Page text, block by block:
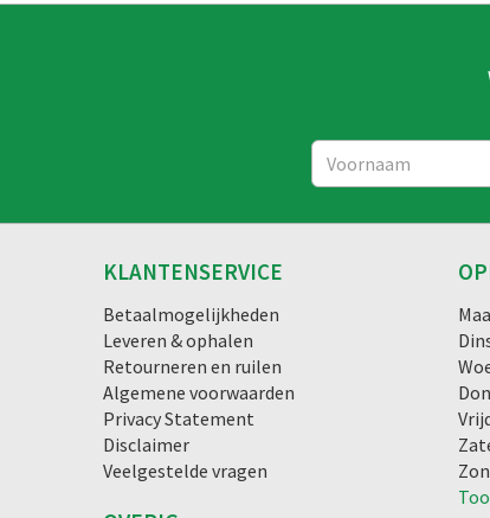
KLANTENSERVICE
Betaalmogelijkheden
Leveren & ophalen
Retourneren en ruilen
Algemene voorwaarden
Privacy Statement
Disclaimer
Veelgestelde vragen